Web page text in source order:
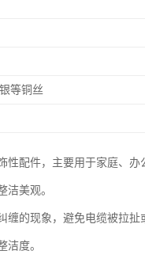
等铜丝
性配件，主要用于家庭、
洁美观。
缠的现象，避免电缆被拉
洁度。